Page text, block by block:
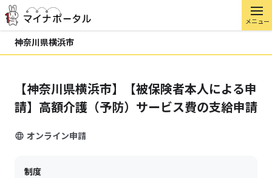
メニュー
神奈川県横浜市
【神奈川県横浜市】【被保険者本人による申
請】高額介護（予防）サービス費の支給申請
オンライン申請
制度